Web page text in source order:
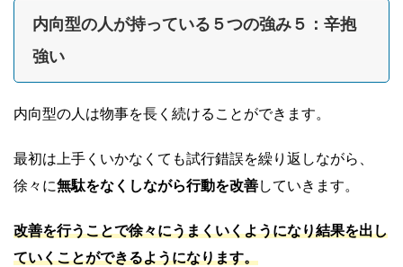
内向型の人が持っている５つの強み５：辛抱
強い
内向型の人は物事を長く続けることができます。
最初は上手くいかなくても試行錯誤を繰り返しながら、
徐々に無駄をなくしながら行動を改善していきます。
改善を行うことで徐々にうまくいくようになり結果を出し
ていくことができるようになります。